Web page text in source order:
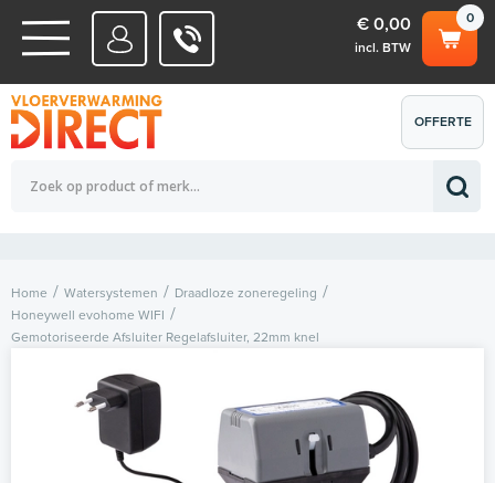
WATERSYSTEMEN
ELEKTRISCHE SYSTEMEN
0
€ 0,00
incl. BTW
Totaalbedrag (incl. BTW) € 0,00
OFFERTE
AANVRAGEN
Home Watersystemen
Draadloze zoneregeling
Honeywell evohome WIFI
Gemotoriseerde Afsluiter Regelafsluiter, 22mm knel